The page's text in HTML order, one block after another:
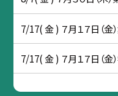
7/17( 金 ) ７月１７日（金
7/17( 金 ) ７月１７日（金